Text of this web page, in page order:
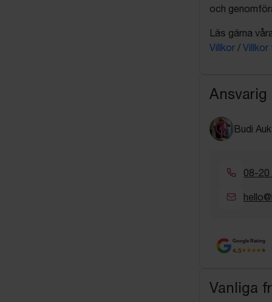
och
Läs gärna
Villkor /
Budi
08-20
Google Rating
4.5
Vanliga